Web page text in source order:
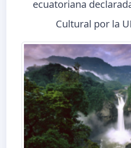
ecuatoriana
Cultural por la